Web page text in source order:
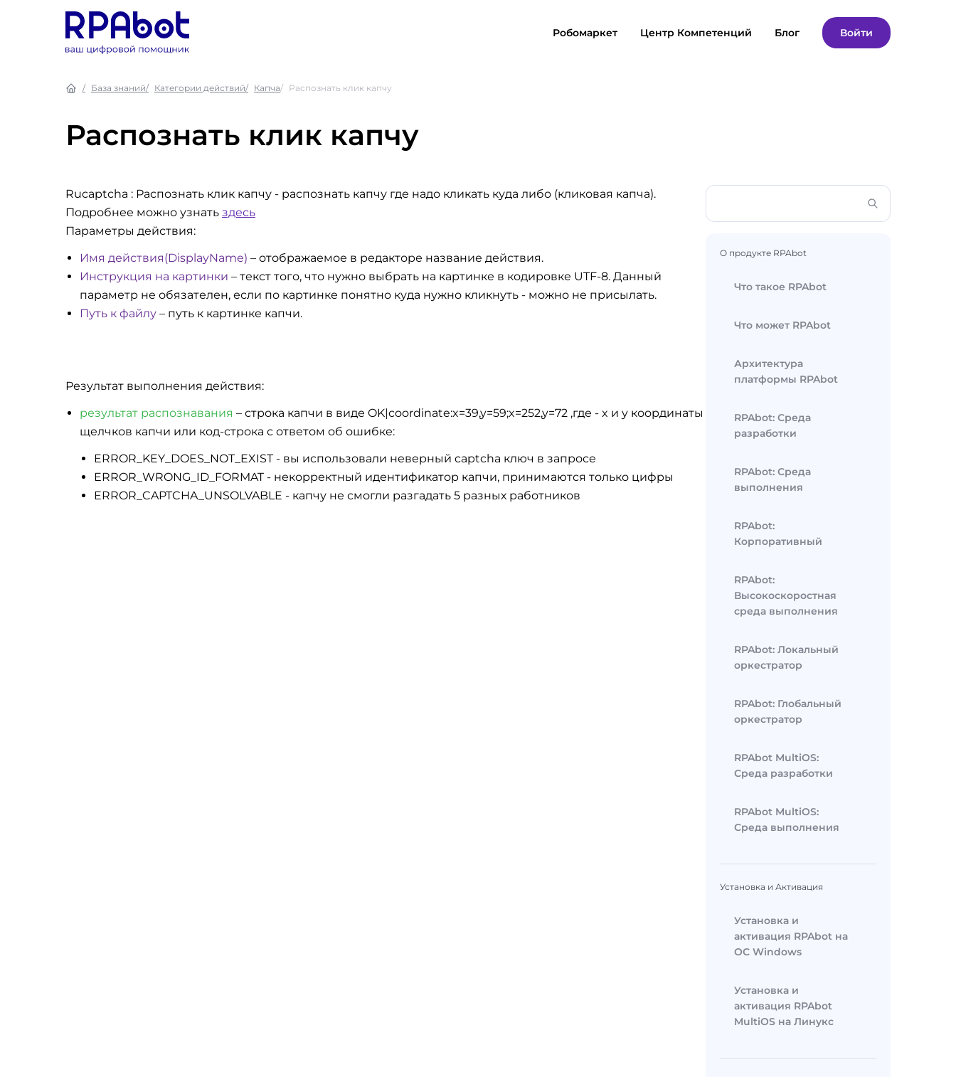
Робомаркет Центр Компетенций Блог Войти
База знаний Категории действий Капча Распознать клик капчу
Распознать клик капчу
Rucaptcha : Распознать клик капчу - распознать капчу где надо кликать куда либо (кликовая капча).
Подробнее можно узнать здесь
Параметры действия:
Имя действия(DisplayName) – отображаемое в редакторе название действия.
Инструкция на картинки – текст того, что нужно выбрать на картинке в кодировке UTF-8. Данный
параметр не обязателен, если по картинке понятно куда нужно кликнуть - можно не присылать.
Путь к файлу – путь к картинке капчи.
Результат выполнения действия:
результат распознавания – строка капчи в виде OK|coordinate:x=39,y=59;x=252,y=72 ,где - x и y координаты
щелчков капчи или код-строка с ответом об ошибке:
ERROR_KEY_DOES_NOT_EXIST - вы использовали неверный captcha ключ в запросе
ERROR_WRONG_ID_FORMAT - некорректный идентификатор капчи, принимаются только цифры
ERROR_CAPTCHA_UNSOLVABLE - капчу не смогли разгадать 5 разных работников
О продукте RPAbot
Что такое RPAbot
Что может RPAbot
Архитектура
платформы RPAbot
RPAbot: Среда
разработки
RPAbot: Среда
выполнения
RPAbot:
Корпоративный
RPAbot:
Высокоскоростная
среда выполнения
RPAbot: Локальный
оркестратор
RPAbot: Глобальный
оркестратор
RPAbot MultiOS:
Среда разработки
RPAbot MultiOS:
Среда выполнения
Установка и Активация
Установка и
активация RPAbot на
ОС Windows
Установка и
активация RPAbot
MultiOS на Линукс